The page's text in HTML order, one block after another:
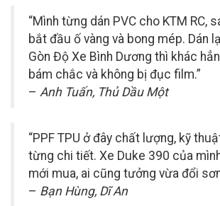
“Mình từng dán PVC cho KTM RC,
bắt đầu ố vàng và bong mép. Dán
Gòn Độ Xe Bình Dương thì khác
bám chắc và không bị đục film.”
– Anh Tuấn, Thủ Dầu Một
“PPF TPU ở đây chất lượng, kỹ
từng chi tiết. Xe Duke 390 của
mới mua, ai cũng tưởng vừa đổi
– Bạn Hùng, Dĩ An